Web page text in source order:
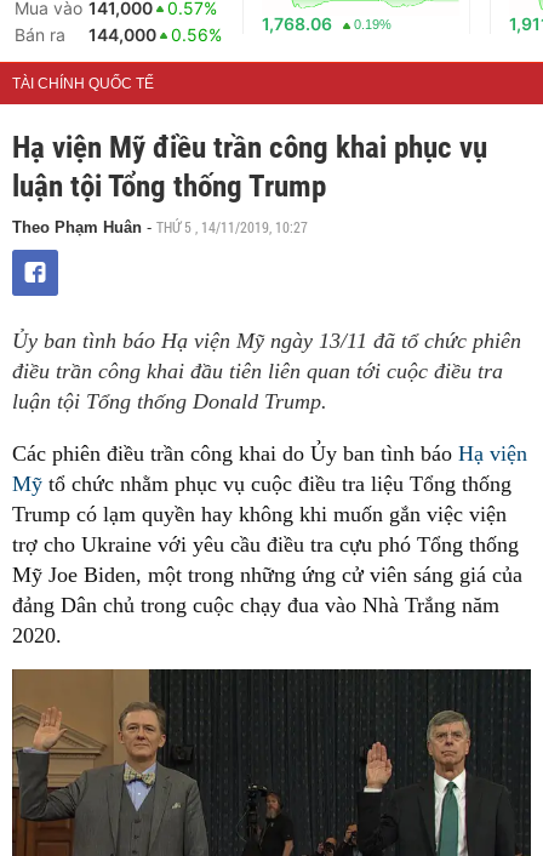
Mua vào 141,000
0.57%
Bán ra
144,000 0.56%
1,768.06 0.19%
TÀI CHÍNH QUỐC TẾ
Hạ viện Mỹ điều trần công khai phục vụ
luận tội Tổng thống Trump
Theo Phạm Huân - THỨ 5 , 14/11/2019, 10:27
Ủy ban tình báo Hạ viện Mỹ ngày 13/11 đã tổ chức phiên
điều trần công khai đầu tiên liên quan tới cuộc điều tra
luận tội Tổng thống Donald Trump.
Các phiên điều trần công khai do Ủy ban tình báo Hạ viện
Mỹ tổ chức nhằm phục vụ cuộc điều tra liệu Tổng thống
Trump có lạm quyền hay không khi muốn gắn việc viện
trợ cho Ukraine với yêu cầu điều tra cựu phó Tổng thống
Mỹ Joe Biden, một trong những ứng cử viên sáng giá của
đảng Dân chủ trong cuộc chạy đua vào Nhà Trắng năm
2020.